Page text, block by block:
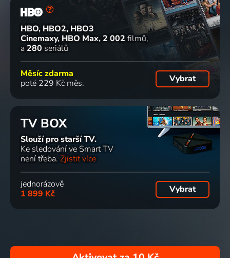
HBO, HBO2, HBO3
Cinemaxy, HBO Max 2 002 filmů
a 280 seriálů
Měsíc zdarma
poté 229 Kč měs.
Vybrat
TV BOX
Slouží pro starší TV.
Ke sledování ve Smart TV
není třeba. Zjistit více
jednorázově
1 899 Kč
Vybrat